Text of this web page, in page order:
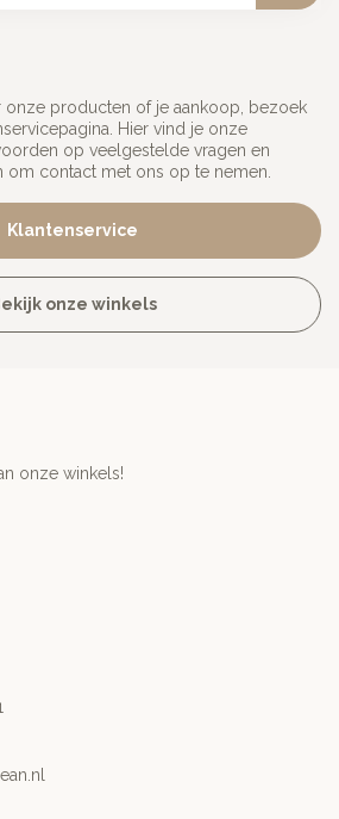
onze producten of je aankoop, bezoek
Hier vind je onze
op veelgestelde vragen en
om contact met ons op te nemen.
Klantenservice
onze winkels
onze winkels!